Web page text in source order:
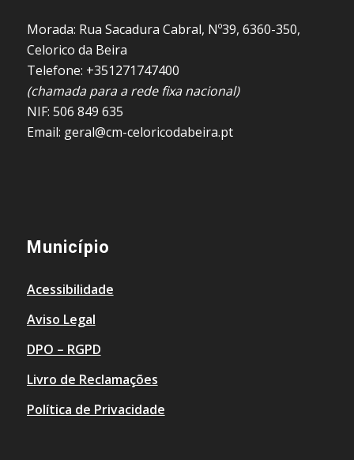
Morada: Rua Sacadura Cabral, Nº39, 6360-350,
Celorico da Beira
Telefone: +351271747400
(chamada para a rede fixa nacional)
NIF: 506 849 635
Email: geral@cm-celoricodabeira.pt
Município
Acessibilidade
Aviso Legal
DPO – RGPD
Livro de Reclamações
Política de Privacidade